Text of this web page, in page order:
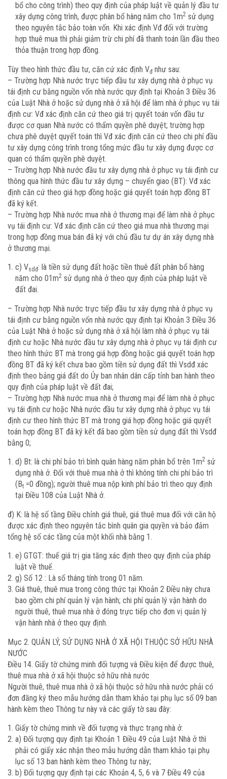
bổ cho công trình) theo quy định của pháp luật về quản lý đầu tư
xây dựng công trình, được phân bổ hàng năm cho 1m2 sử dụng
theo nguyên tắc bảo toàn vốn. Khi xác định Vđ đối với trường
hợp thuê mua thì phải giảm trừ chi phí đã thanh toán lần đầu theo
thỏa thuận trong hợp đồng.
Tùy theo hình thức đầu tư, căn cứ xác định Vđ như sau:
– Trường hợp Nhà nước trực tiếp đầu tư xây dựng nhà ở phục vụ
tái định cư bằng nguồn vốn nhà nước quy định tại Khoản 3 Điều 36
của Luật Nhà ở hoặc sử dụng nhà ở xã hội để làm nhà ở phục vụ tái
định cư: Vđ xác định căn cứ theo giá trị quyết toán vốn đầu tư
được cơ quan Nhà nước có thẩm quyền phê duyệt; trường hợp
chưa phê duyệt quyết toán thì Vđ xác định căn cứ theo chi phí đầu
tư xây dựng công trình trong tổng mức đầu tư xây dựng được cơ
quan có thẩm quyền phê duyệt.
– Trường hợp Nhà nước đầu tư xây dựng nhà ở phục vụ tái định cư
thông qua hình thức đầu tư xây dựng – chuyển giao (BT): Vđ xác
định căn cứ theo giá hợp đồng hoặc giá quyết toán hợp đồng BT
đã ký kết.
– Trường hợp Nhà nước mua nhà ở thương mại để làm nhà ở phục
vụ tái định cư: Vđ xác định căn cứ theo giá mua nhà thương mại
trong hợp đồng mua bán đã ký với chủ đầu tư dự án xây dựng nhà
ở thương mại.
c) Vsdđ: là tiền sử dụng đất hoặc tiền thuê đất phân bổ hàng
năm cho 01m2 sử dụng nhà ở theo quy định của pháp luật về
đất đai.
– Trường hợp Nhà nước trực tiếp đầu tư xây dựng nhà ở phục vụ
tái định cư bằng nguồn vốn nhà nước quy định tại Khoản 3 Điều 36
của Luật Nhà ở hoặc sử dụng nhà ở xã hội làm nhà ở phục vụ tái
định cư hoặc Nhà nước đầu tư xây dựng nhà ở phục vụ tái định cư
theo hình thức BT mà trong giá hợp đồng hoặc giá quyết toán hợp
đồng BT đã ký kết chưa bao gồm tiền sử dụng đất thì Vsdđ xác
định theo bảng giá đất do Ủy ban nhân dân cấp tỉnh ban hành theo
quy định của pháp luật về đất đai;
– Trường hợp Nhà nước mua nhà ở thương mại để làm nhà ở phục
vụ tái định cư hoặc Nhà nước đầu tư xây dựng nhà ở phục vụ tái
định cư theo hình thức BT mà trong giá hợp đồng hoặc giá quyết
toán hợp đồng BT đã ký kết đã bao gồm tiền sử dụng đất thì Vsdđ
bằng 0;
d) Bt: là chi phí bảo trì bình quân hàng năm phân bổ trên 1m2 sử
dụng nhà ở. Đối với thuê mua nhà ở thì không tính chi phí bảo trì
(Bt =0 đồng); người thuê mua nộp kinh phí bảo trì theo quy định
tại Điều 108 của Luật Nhà ở.
đ) K: là hệ số tầng Điều chỉnh giá thuê, giá thuê mua đối với căn hộ
được xác định theo nguyên tắc bình quân gia quyền và bảo đảm
tổng hệ số các tầng của một khối nhà bằng 1.
e) GTGT: thuế giá trị gia tăng xác định theo quy định của pháp
luật về thuế.
g) Số 12 : Là số tháng tính trong 01 năm.
Giá thuê, thuê mua trong công thức tại Khoản 2 Điều này chưa
bao gồm chi phí quản lý vận hành; chi phí quản lý vận hành do
người thuê, thuê mua nhà ở đóng trực tiếp cho đơn vị quản lý
vận hành nhà ở theo quy định.
Mục 2. QUẢN LÝ, SỬ DỤNG NHÀ Ở XÃ HỘI THUỘC SỞ HỮU NHÀ
NƯỚC
Điều 14. Giấy tờ chứng minh đối tượng và Điều kiện để được thuê,
thuê mua nhà ở xã hội thuộc sở hữu nhà nước
Người thuê, thuê mua nhà ở xã hội thuộc sở hữu nhà nước phải có
đơn đăng ký theo mẫu hướng dẫn tham khảo tại phụ lục số 09 ban
hành kèm theo Thông tư này và các giấy tờ sau đây:
Giấy tờ chứng minh về đối tượng và thực trạng nhà ở:
a) Đối tượng quy định tại Khoản 1 Điều 49 của Luật Nhà ở thì
phải có giấy xác nhận theo mẫu hướng dẫn tham khảo tại phụ
lục số 13 ban hành kèm theo Thông tư này;
b) Đối tượng quy định tại các Khoản 4, 5, 6 và 7 Điều 49 của